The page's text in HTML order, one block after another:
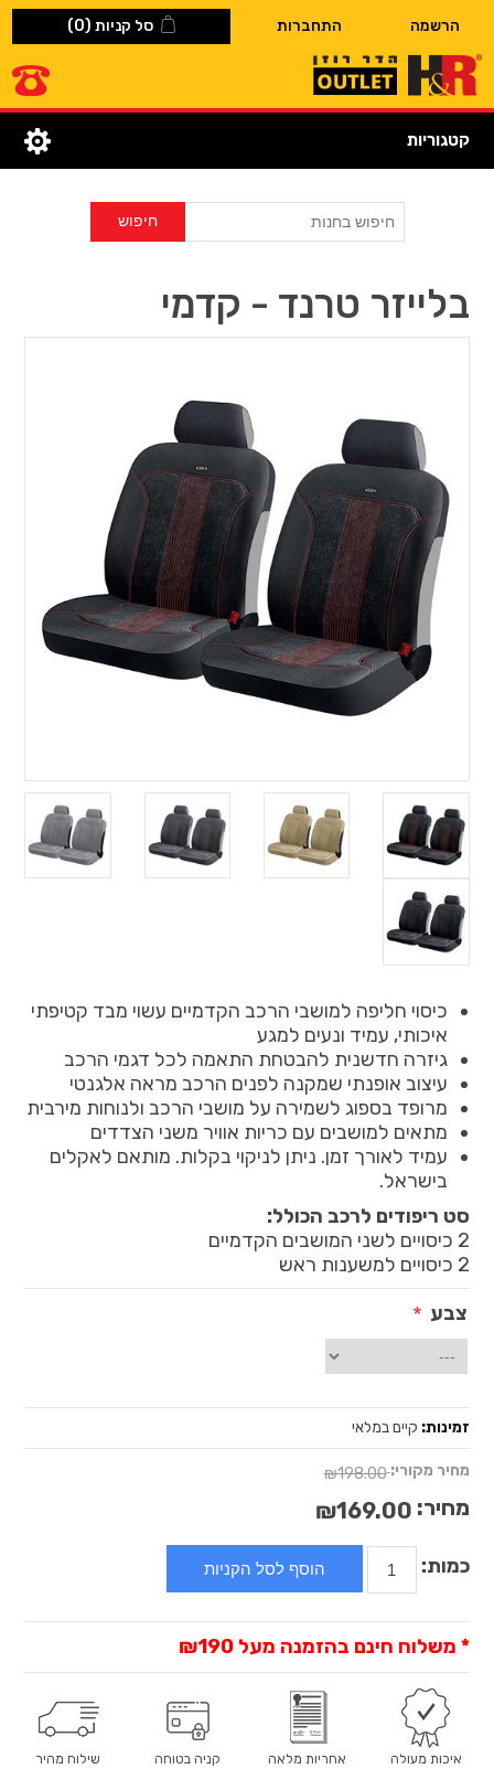
הרשמה התחברות סל קניות (0)
קטגוריות
בלייזר טרנד - קדמי
כיסוי חליפה למושבי הרכב הקדמיים עשוי מבד קטיפתי
איכותי, עמיד ונעים למגע
גיזרה חדשנית להבטחת התאמה לכל דגמי הרכב
עיצוב אופנתי שמקנה לפנים הרכב מראה אלגנטי
מרופד בספוג לשמירה על מושבי הרכב ולנוחות מירבית
מתאים למושבים עם כריות אוויר משני הצדדים
עמיד לאורך זמן. ניתן לניקוי בקלות. מותאם לאקלים
בישראל.
סט ריפודים לרכב הכולל:
2 כיסויים לשני המושבים הקדמיים
2 כיסויים למשענות ראש
צבע *
זמינות: קיים במלאי
מחיר מקורי:₪198.00
מחיר: ₪169.00
כמות:
* משלוח חינם בהזמנה מעל₪190
איכות מעולה אחריות מלאה קניה בטוחה שילוח מהיר